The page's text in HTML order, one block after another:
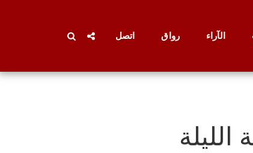
الآراء رواق اتصل